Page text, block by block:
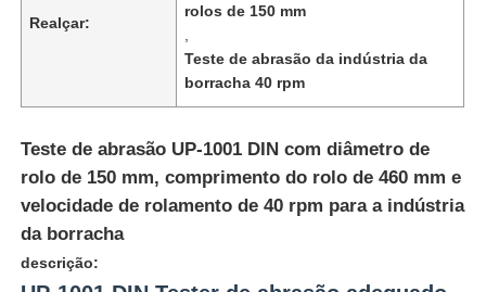
Casa
Produtos
Realçar:
rolos de 150 mm
Teste de abrasão da indústria da
borracha 40 rpm
Teste de abrasão UP-1001 DIN com diâmetro de
rolo de 150 mm, comprimento do rolo de 460 mm e
velocidade de rolamento de 40 rpm para a indústria
da borracha
descrição: